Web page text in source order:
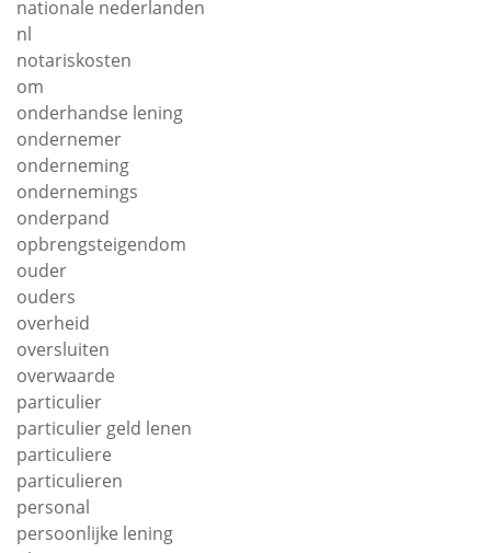
nationale nederlanden
nl
notariskosten
om
onderhandse lening
ondernemer
onderneming
ondernemings
onderpand
opbrengsteigendom
ouder
ouders
overheid
oversluiten
overwaarde
particulier
particulier geld lenen
particuliere
particulieren
personal
persoonlijke lening